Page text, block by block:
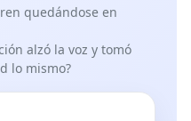
quedándose en
alzó la voz y tomó
lo mismo?